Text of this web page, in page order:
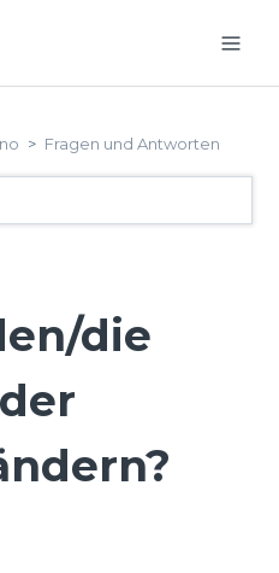
Fragen und Antworten
die